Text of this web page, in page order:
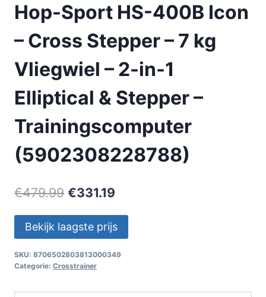
Hop-Sport HS-400B Icon
– Cross Stepper – 7 kg
Vliegwiel – 2-in-1
Elliptical & Stepper –
Trainingscomputer
(5902308228788)
€479.99 Oorspronkelijke
prijs
was:
€479.99.
€331.19
prijs
is:
€331.19.
Bekijk laagste prijs
SKU: 8706502803813000349
Categorie: Crosstrainer